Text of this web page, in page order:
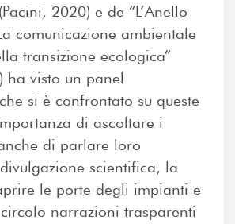
2020) e de “L’Anello
comunicazione ambientale
transizione ecologica”
ha visto un panel
si è confrontato su queste
di ascoltare i
di parlare loro
scientifica, la
le porte degli impianti e
narrazioni trasparenti